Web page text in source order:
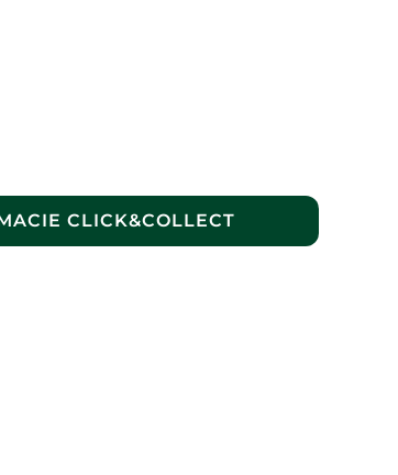
CLICK&COLLECT